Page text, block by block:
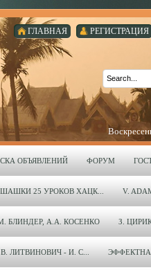
РЕГИСТРАЦИЯ
ГЛАВНАЯ
ОБЪЯВЛЕНИЙ ФОРУМ
ШАШКИ 25 УРОКОВ ХАЦК... V.
БЛИНДЕР, А.А. КОСЕНКО З.
В. ЛИТВИНОВИЧ - И. С...